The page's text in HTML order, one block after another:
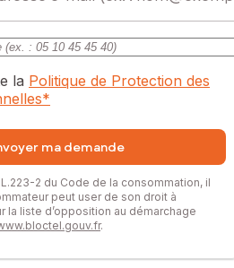
la Politique de Protection des
*
ma demande
2 du Code de la consommation, il
peut user de son droit à
la liste d’opposition au démarchage
.